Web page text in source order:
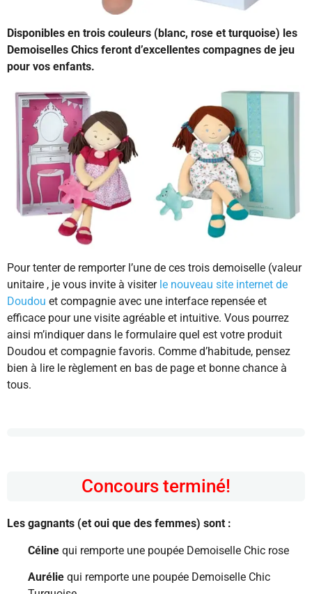
Disponibles en trois couleurs (blanc, rose et turquoise) les
Demoiselles Chics feront d’excellentes compagnes de jeu
pour vos enfants.
Pour tenter de remporter l’une de ces trois demoiselle (valeur
unitaire , je vous invite à visiterle nouveau site internet de
Doudou et compagnie avec une interface repensée et
efficace pour une visite agréable et intuitive. Vous pourrez
ainsi m’indiquer dans le formulaire quel est votre produit
Doudou et compagnie favoris. Comme d’habitude, pensez
bien à lire le règlement en bas de page et bonne chance à
tous.
Concours terminé!
Les gagnants (et oui que des femmes) sont :
Céline qui remporte une poupée Demoiselle Chic rose
Aurélie qui remporte une poupée Demoiselle Chic